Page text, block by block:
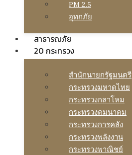
PM 2.5
อุทกภัย
สาธารณภัย
20 กระทรวง
สํานักนายกรัฐมนตรี
กระทรวงมหาดไทย
กระทรวงกลาโหม
กระทรวงคมนาคม
กระทรวงการคลัง
กระทรวงพลังงาน
กระทรวงพาณิชย์